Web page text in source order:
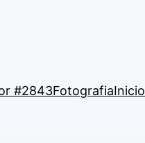
#2843FotografiaInicio